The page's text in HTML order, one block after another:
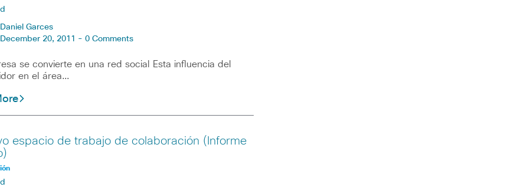
Daniel Garces
December 20, 2011 - 0 Comments
se convierte en una red social Esta influencia del
en el área…
espacio de trabajo de colaboración (Informe